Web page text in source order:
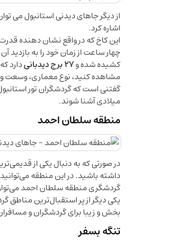
از دیگر جاهای دیدنی استانبول می
اشاره کرد.
این کاخ که در واقع نشان دهنده
کشیده شده و27 برج دیدبانی دارد
مشاهده کنید، نوع معماری، وسعت و
گفتنی است که گردشگران تور
میلادی آشنا شوند.
منطقه سلطان احمد
در صورتی که به دنبال یکی از
داشته باشید. در این منطقه
گردشگری منطقه سلطان احمد می‌توان
یکی دیگر از پر استقبال‌ترین
بخش و زیبا برای گردشگران و
تنگه بسفر